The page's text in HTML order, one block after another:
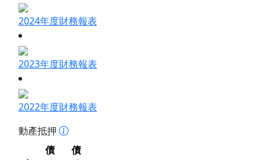
2024年度財務報表
2023年度財務報表
2022年度財務報表
動產抵押
債
債